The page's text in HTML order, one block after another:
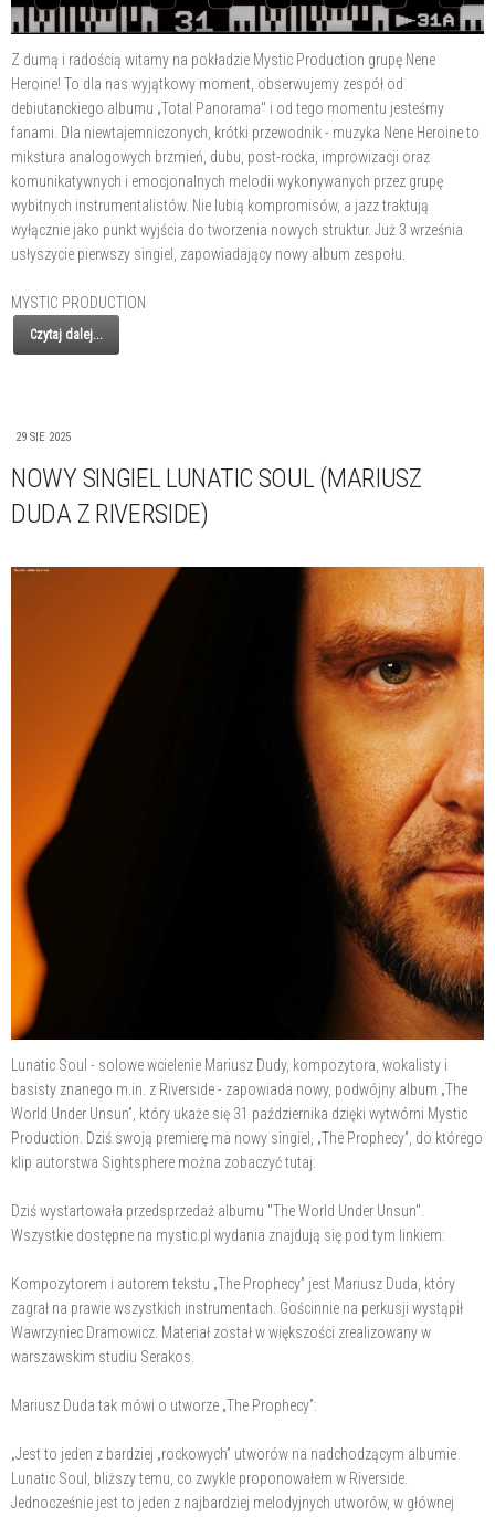
Z dumą i radością witamy na pokładzie Mystic Production grupę Nene
Heroine! To dla nas wyjątkowy moment, obserwujemy zespół od
debiutanckiego albumu „Total Panorama" i od tego momentu jesteśmy
fanami. Dla niewtajemniczonych, krótki przewodnik - muzyka Nene Heroine to
mikstura analogowych brzmień, dubu, post-rocka, improwizacji oraz
komunikatywnych i emocjonalnych melodii wykonywanych przez grupę
wybitnych instrumentalistów. Nie lubią kompromisów, a jazz traktują
wyłącznie jako punkt wyjścia do tworzenia nowych struktur. Już 3 września
usłyszycie pierwszy singiel, zapowiadający nowy album zespołu.
MYSTIC PRODUCTION
Czytaj dalej...
29 SIE 2025
NOWY SINGIEL LUNATIC SOUL (MARIUSZ
DUDA Z RIVERSIDE)
Lunatic Soul - solowe wcielenie Mariusz Dudy, kompozytora, wokalisty i
basisty znanego m.in. z Riverside - zapowiada nowy, podwójny album „The
World Under Unsun”, który ukaże się 31 października dzięki wytwórni Mystic
Production. Dziś swoją premierę ma nowy singiel, „The Prophecy”, do którego
klip autorstwa Sightsphere można zobaczyć tutaj:
Dziś wystartowała przedsprzedaż albumu "The World Under Unsun".
Wszystkie dostępne na mystic.pl wydania znajdują się pod tym linkiem:
Kompozytorem i autorem tekstu „The Prophecy” jest Mariusz Duda, który
zagrał na prawie wszystkich instrumentach. Gościnnie na perkusji wystąpił
Wawrzyniec Dramowicz. Materiał został w większości zrealizowany w
warszawskim studiu Serakos.
Mariusz Duda tak mówi o utworze „The Prophecy”:
„Jest to jeden z bardziej „rockowych” utworów na nadchodzącym albumie
Lunatic Soul, bliższy temu, co zwykle proponowałem w Riverside.
Jednocześnie jest to jeden z najbardziej melodyjnych utworów, w głównej